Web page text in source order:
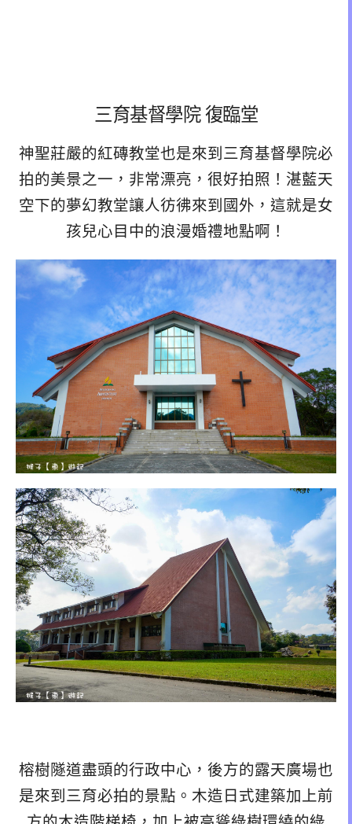
三育基督學院 復臨堂
神聖莊嚴的紅磚教堂也是來到三育基督學院必
拍的美景之一，非常漂亮，很好拍照！湛藍天
空下的夢幻教堂讓人彷彿來到國外，這就是女
孩兒心目中的浪漫婚禮地點啊！
榕樹隧道盡頭的行政中心，後方的露天廣場也
是來到三育必拍的景點。木造日式建築加上前